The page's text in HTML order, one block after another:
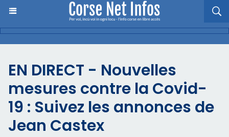
EN DIRECT - Nouvelles
mesures contre la Covid-
19 : Suivez les annonces de
Jean Castex